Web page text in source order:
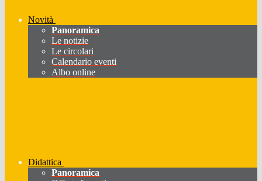
Novità
Panoramica
Le notizie
Le circolari
Calendario eventi
Albo online
Didattica
Panoramica